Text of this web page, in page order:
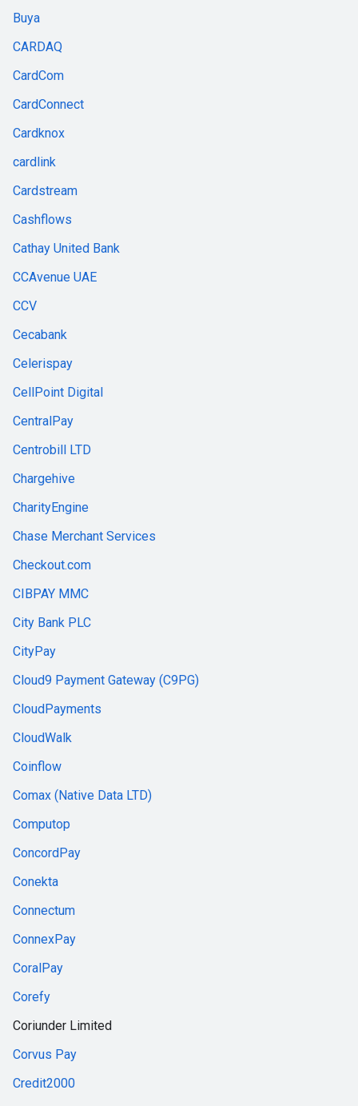
Buya
CARDAQ
CardCom
CardConnect
Cardknox
cardlink
Cardstream
Cashflows
Cathay United Bank
CCAvenue UAE
CCV
Cecabank
Celerispay
CellPoint Digital
CentralPay
Centrobill LTD
Chargehive
CharityEngine
Chase Merchant Services
Checkout.com
CIBPAY MMC
City Bank PLC
CityPay
Cloud9 Payment Gateway (C9PG)
CloudPayments
CloudWalk
Coinflow
Comax (Native Data LTD)
Computop
ConcordPay
Conekta
Connectum
ConnexPay
CoralPay
Corefy
Coriunder Limited
Corvus Pay
Credit2000